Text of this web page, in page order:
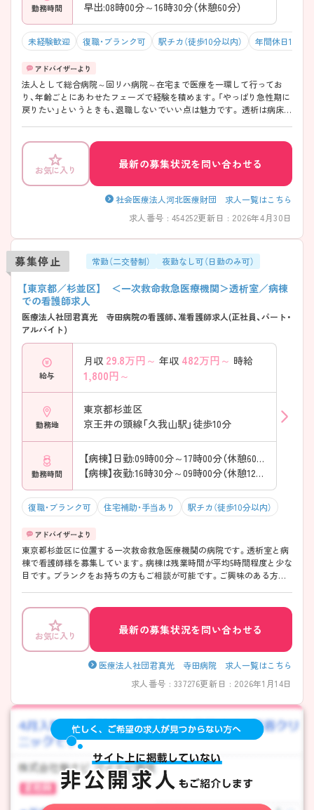
勤務時間 早出:08時00分～16時30分（休憩60分）
未経験歓迎 復職・ブランク可 駅チカ（徒歩10分以内） 年間休日120日
法人として総合病院～回リハ病院～在宅まで医療を一環して行ってお
り、年齢ごとにあわせたフェーズで経験を積めます。「やっぱり急性期に
戻りたい」というときも、退職しないでいい点は魅力です。 透析は病床数
の専門スタッフを増員しています。 また、慢性腎不全の維持透析以外の
血液浄化法である血漿交換、血液吸着などの治療も積極的に実施してい
ます。お気に入り 最新の募集状況を問い合わせる
社会医療法人河北医療財団 求人一覧はこちら
求人番号 : 454252更新日 : 2026年4月30日
募集停止 常勤（二交替制） 夜勤なし可（日勤のみ可）
【東京都／杉並区】 ＜一次救命救急医療機関＞透析室／病棟
での看護師求人
医療法人社団君真光 寺田病院の看護師、准看護師求人(正社員、パート・
アルバイト)
給与
月収 29.8万円～ 年収 482万円～ 時給
1,800円～
勤務地
東京都杉並区
京王井の頭線「久我山駅」徒歩10分
勤務時間
【病棟】日勤:09時00分～17時00分（休憩60分）
【病棟】夜勤:16時30分～09時00分（休憩120分）
復職・ブランク可 住宅補助・手当あり 駅チカ（徒歩10分以内）
東京都杉並区に位置する一次救命救急医療機関の病院です。透析室と病
棟で看護師様を募集しています。病棟は残業時間が平均5時間程度と少な
目です。ブランクをお持ちの方もご相談が可能です。ご興味のある方は
お気に入り 最新の募集状況を問い合わせる
医療法人社団君真光 寺田病院 求人一覧はこちら
求人番号 : 337276更新日 : 2026年1月14日